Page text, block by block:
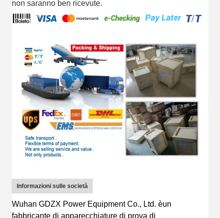
non saranno ben ricevute.
Informazioni sulle società
Wuhan GDZX Power Equipment Co., Ltd. èun
fabbricante di apparecchiature di prova di